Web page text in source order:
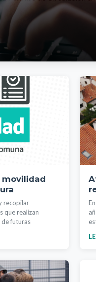
movilidad
recopilar
que realizan
futuras